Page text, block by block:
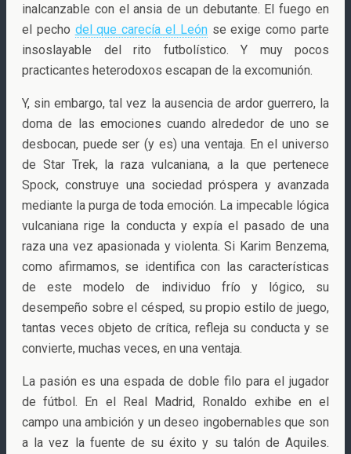
inalcanzable con el ansia de un debutante. El fuego en
el pecho del que carecía el Leónse exige como parte
insoslayable del rito futbolístico. Y muy pocos
practicantes heterodoxos escapan de la excomunión.
Y, sin embargo, tal vez la ausencia de ardor guerrero, la
doma de las emociones cuando alrededor de uno se
desbocan, puede ser (y es) una ventaja. En el universo
de Star Trek, la raza vulcaniana, a la que pertenece
Spock, construye una sociedad próspera y avanzada
mediante la purga de toda emoción. La impecable lógica
vulcaniana rige la conducta y expía el pasado de una
raza una vez apasionada y violenta. Si Karim Benzema,
como afirmamos, se identifica con las características
de este modelo de individuo frío y lógico, su
desempeño sobre el césped, su propio estilo de juego,
tantas veces objeto de crítica, refleja su conducta y se
convierte, muchas veces, en una ventaja.
La pasión es una espada de doble filo para el jugador
de fútbol. En el Real Madrid, Ronaldo exhibe en el
campo una ambición y un deseo ingobernables que son
a la vez la fuente de su éxito y su talón de Aquiles.